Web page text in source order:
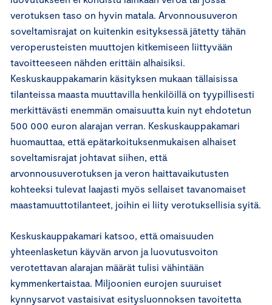
verotuksen taso on hyvin matala. Arvonnousuveron
soveltamisrajat on kuitenkin esityksessä jätetty tähän
veroperusteisten muuttojen kitkemiseen liittyvään
tavoitteeseen nähden erittäin alhaisiksi.
Keskuskauppakamarin käsityksen mukaan tällaisissa
tilanteissa maasta muuttavilla henkilöillä on tyypillisesti
merkittävästi enemmän omaisuutta kuin nyt ehdotetun
500 000 euron alarajan verran. Keskuskauppakamari
huomauttaa, että epätarkoituksenmukaisen alhaiset
soveltamisrajat johtavat siihen, että
arvonnousuverotuksen ja veron haittavaikutusten
kohteeksi tulevat laajasti myös sellaiset tavanomaiset
maastamuuttotilanteet, joihin ei liity verotuksellisia syitä.
Keskuskauppakamari katsoo, että omaisuuden
yhteenlasketun käyvän arvon ja luovutusvoiton
verotettavan alarajan määrät tulisi vähintään
kymmenkertaistaa. Miljoonien eurojen suuruiset
kynnysarvot vastaisivat esitysluonnoksen tavoitetta